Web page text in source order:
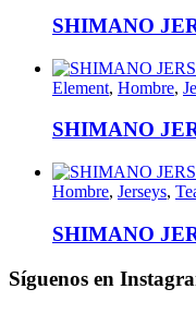
SHIMANO
Element, Hombre,
SHIMANO
Hombre, Jerseys,
SHIMANO
Síguenos en